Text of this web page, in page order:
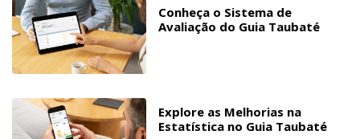
Conheça o Sistema de
Avaliação do Guia Taubaté
Explore as Melhorias na
Estatística no Guia Taubaté